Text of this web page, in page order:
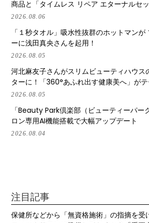
商品と「タイムレス リペア エターナルセ
2026.08.06
「１秒タオル」吸水性抜群のホットマン
ーに浅田真央さんを起用！
2026.08.05
河北麻友子さんがスリムビューティハウス
ターに！「360°あふれ出す健康美へ」が
2026.08.05
「Beauty Park倶楽部（ビューティーパー
ロン専用AI機能搭載で大幅アップデート
2026.08.04
注目記事
保健所などから「無資格施術」の指摘を受